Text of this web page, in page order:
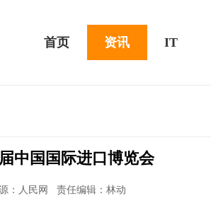
首页 资讯 IT
中国国际进口博览会
：人民网 责任编辑：林动